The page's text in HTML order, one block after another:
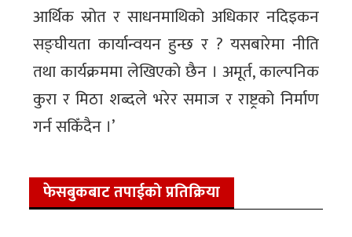
आर्थिक स्रोत र साधनमाथिको अधिकार नदिइकन
सङ्घीयता कार्यान्वयन हुन्छ र ? यसबारेमा नीति
तथा कार्यक्रममा लेखिएकाे छैन । अमूर्त, काल्पनिक
कुरा र मिठा शब्दले भरेर समाज र राष्ट्रको निर्माण
गर्न सकिँदैन ।’
फेसबुकबाट तपाईको प्रतिक्रिया